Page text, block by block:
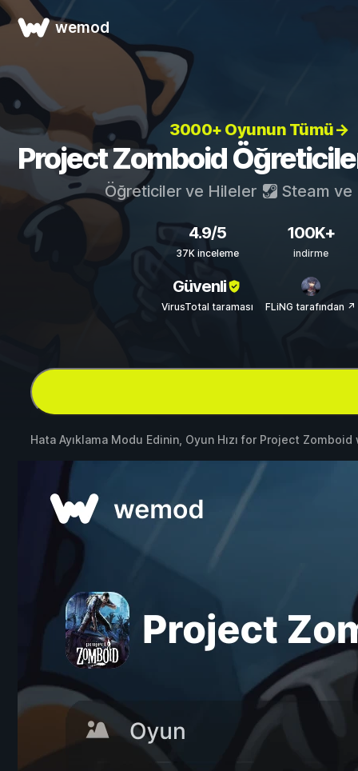
wemod
3000+ Oyunun Tümü→
Project Zomboid
Öğreticiler ve Hileler Steam ve
4.9/5
37K inceleme
100K+
indirme
Güvenli
VirusTotal taraması FLiNG tarafından ↗
Hata Ayıklama Modu Edinin, Oyun Hızı for Project Zomboid